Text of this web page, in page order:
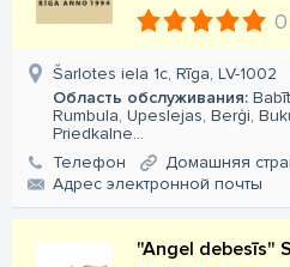
0
Šarlotes iela 1c, Rīga, LV-1002
Область обслуживания:
Rumbula, Upeslejas, Berģi,
Priedkalne...
Телефон
Домашняя
Aдрес электронной почты
"Angel debesīs"